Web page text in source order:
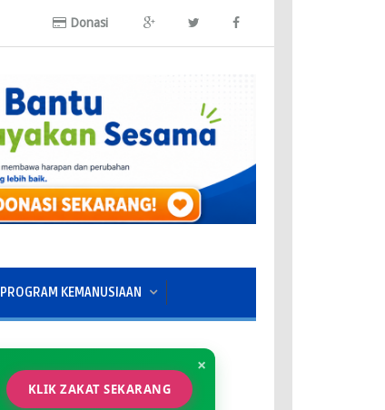
Donasi
PROGRAM KEMANUSIAAN
×
KLIK ZAKAT SEKARANG